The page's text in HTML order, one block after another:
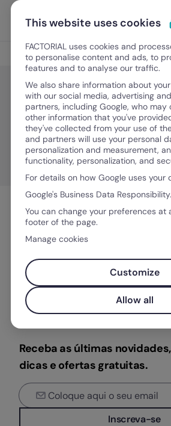
Ir para o conteúdo
Blog
Mehdi
Receba as últimas
dicas e ofertas gratuitas.
Inscreva-se
This website uses cookies
FACTORIAL uses cookies and
to personalise content and ads, to
features and to analyse our traffic.
We also share information about
with our social media, advertising
partners, including Google, who
other information that you've
they've collected from your use of
and partners will use your personal
personalization and measurement,
functionality, personalization, and
For details on how Google uses your
Google's Business Data Responsibility.
You can change your preferences at
footer of the page.
Manage cookies
Customize
Allow all